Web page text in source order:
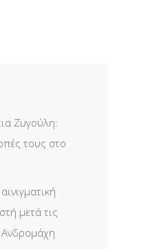
Ζυγούλη:
τους στο
μετά τις